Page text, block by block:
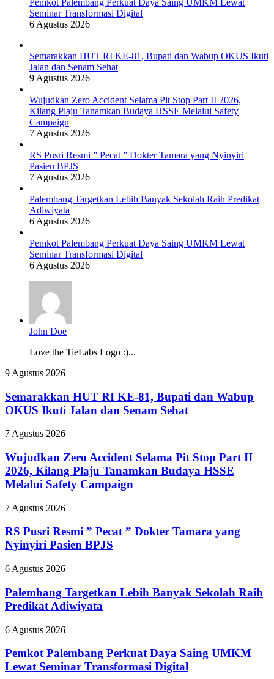
Seminar Transformasi Digital
6 Agustus 2026
Semarakkan HUT RI KE-81, Bupati dan Wabup OKUS Ikuti
Jalan dan Senam Sehat
9 Agustus 2026
Wujudkan Zero Accident Selama Pit Stop Part II 2026,
Kilang Plaju Tanamkan Budaya HSSE Melalui Safety
Campaign
7 Agustus 2026
RS Pusri Resmi ” Pecat ” Dokter Tamara yang Nyinyiri
Pasien BPJS
7 Agustus 2026
Palembang Targetkan Lebih Banyak Sekolah Raih Predikat
Adiwiyata
6 Agustus 2026
Pemkot Palembang Perkuat Daya Saing UMKM Lewat
Seminar Transformasi Digital
6 Agustus 2026
John Doe
Love the TieLabs Logo :)...
Semarakkan
RI
KE-
81,
dan
OKUS
Ikuti
Jalan
Senam
Sehat
9 Agustus 2026
Semarakkan HUT RI KE-81, Bupati dan Wabup
OKUS Ikuti Jalan dan Senam Sehat
Wujudkan
Accident
Selama
Pit
Stop
II
Kilang
Plaju
Tanamkan
Budaya
HSSE
Melalui
Safety
Campaign
7 Agustus 2026
Wujudkan Zero Accident Selama Pit Stop Part II
2026, Kilang Plaju Tanamkan Budaya HSSE
Melalui Safety Campaign
RS
Resmi
”
Pecat
Dokter
yang
Nyinyiri
BPJS
7 Agustus 2026
RS Pusri Resmi ” Pecat ” Dokter Tamara yang
Nyinyiri Pasien BPJS
Palembang
Lebih
Banyak
Sekolah
Predikat
6 Agustus 2026
Palembang Targetkan Lebih Banyak Sekolah Raih
Predikat Adiwiyata
Pemkot
Perkuat
Daya
Saing
6 Agustus 2026
Pemkot Palembang Perkuat Daya Saing UMKM
Lewat Seminar Transformasi Digital